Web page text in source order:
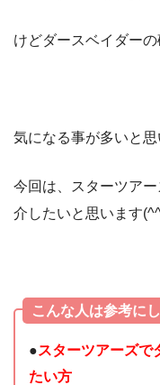
けどダースベイダー
気になる事が多いと思
今回は、スターツア
介したいと思います
こんな人は参考に
●スターツアーズで
たい方